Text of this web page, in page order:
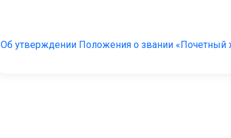
Об утверждении Положения о звании